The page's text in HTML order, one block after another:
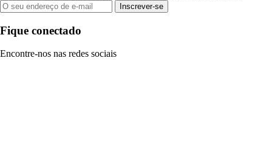
Inscrever-se
Fique conectado
Encontre-nos nas redes sociais